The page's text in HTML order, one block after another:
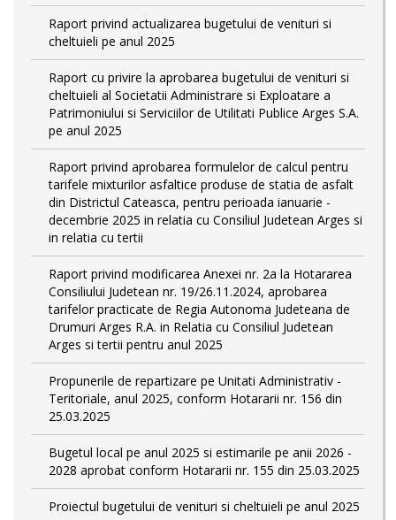
Raport privind actualizarea bugetului de venituri si
cheltuieli pe anul 2025
Raport cu privire la aprobarea bugetului de venituri si
cheltuieli al Societatii Administrare si Exploatare a
Patrimoniului si Serviciilor de Utilitati Publice Arges S.A.
pe anul 2025
Raport privind aprobarea formulelor de calcul pentru
tarifele mixturilor asfaltice produse de statia de asfalt
din Districtul Cateasca, pentru perioada ianuarie -
decembrie 2025 in relatia cu Consiliul Judetean Arges si
in relatia cu tertii
Raport privind modificarea Anexei nr. 2a la Hotararea
Consiliului Judetean nr. 19/26.11.2024, aprobarea
tarifelor practicate de Regia Autonoma Judeteana de
Drumuri Arges R.A. in Relatia cu Consiliul Judetean
Arges si tertii pentru anul 2025
Propunerile de repartizare pe Unitati Administrativ -
Teritoriale, anul 2025, conform Hotararii nr. 156 din
25.03.2025
Bugetul local pe anul 2025 si estimarile pe anii 2026 -
2028 aprobat conform Hotararii nr. 155 din 25.03.2025
Proiectul bugetului de venituri si cheltuieli pe anul 2025